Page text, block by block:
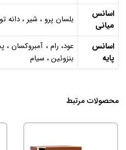
اسانس
میانی
بلسان پرو ، شیر ، دانه
اسانس
پایه
عود، رام ، آمبروکسان ،
بنزوئین ، سیام
محصولات مرتبط